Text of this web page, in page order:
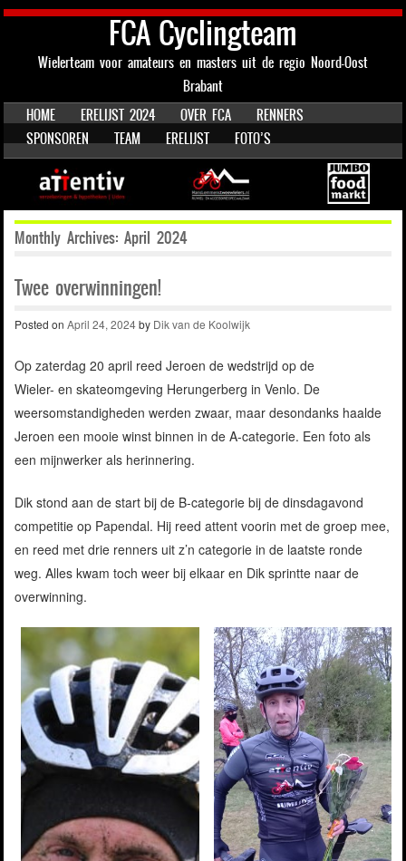
FCA Cyclingteam
Wielerteam voor amateurs en masters uit de regio Noord-Oost
Brabant
Menu
SKIP TO CONTENT
HOME ERELIJST 2024 OVER FCA
RENNERS
SPONSOREN
TEAM ERELIJST FOTO’S
Monthly Archives: April 2024
Twee overwinningen!
Posted on April 24, 2024by Dik van de Koolwijk
Op zaterdag 20 april reed Jeroen de wedstrijd op de
Wieler- en skateomgeving Herungerberg in Venlo. De
weersomstandigheden werden zwaar, maar desondanks haalde
Jeroen een mooie winst binnen in de A-categorie. Een foto als
een mijnwerker als herinnering.
Dik stond aan de start bij de B-categorie bij de dinsdagavond
competitie op Papendal. Hij reed attent voorin met de groep mee,
en reed met drie renners uit z’n categorie in de laatste ronde
weg. Alles kwam toch weer bij elkaar en Dik sprintte naar de
overwinning.